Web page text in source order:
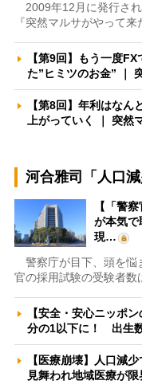
2009年12月に発行さ
『突然マルサがやって
【第9回】もう一度
た”ヒミツのお金” ｜
【第8回】年利はな
上がっていく ｜ 突然
河合雅司「人口減
【「警
が本気
現…
警察庁が目下、頭を悩
官の採用試験の受験者
【安全・安心ニッポ
分の1以下に！ 出生
【医療崩壊】人口減
見舞われ地域医療が